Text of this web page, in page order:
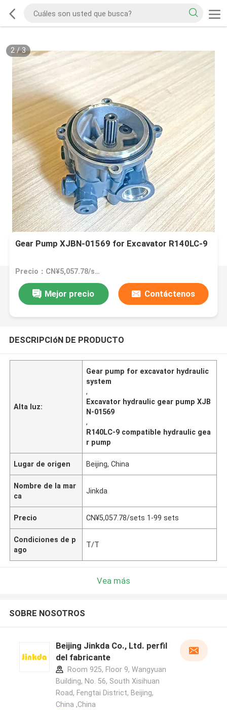
2/3
Gear Pump XJBN-01569 for Excavator R140LC-9
Precio：CN¥5,057.78/sets 1-99 sets
Mejor precio Contáctenos
DESCRIPCIóN DE PRODUCTO
Alta luz:
Gear pump for excavator hydraulic
system
,
Excavator hydraulic gear pump XJB
N-01569
,
R140LC-9 compatible hydraulic gea
r pump
Lugar de origen Beijing, China
Nombre de la mar
ca
Jinkda
Precio CN¥5,057.78/sets 1-99 sets
Condiciones de p
ago
T/T
Vea más
SOBRE NOSOTROS
Beijing Jinkda Co., Ltd. perfil
del fabricante
Room 925, Floor 9, Wangyuan
Building, No. 56, South Xisihuan
Road, Fengtai District, Beijing,
China ,China